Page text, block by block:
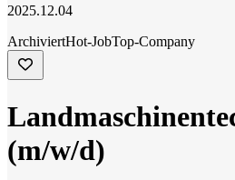
2025.12.04
ArchiviertHot-JobTop-Company
(m/w/d)